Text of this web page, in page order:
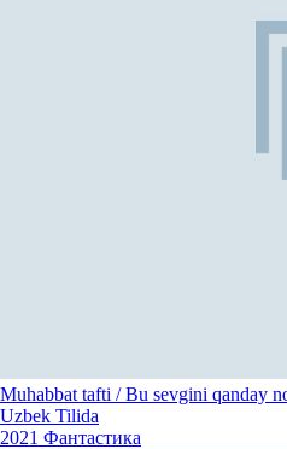
Muhabbat tafti / Bu sevgini qanday
Uzbek Tilida
2021 Фантастика